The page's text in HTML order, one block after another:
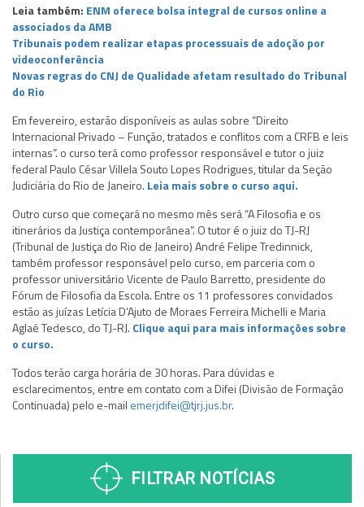
Leia também: ENM oferece bolsa integral de cursos online a
associados da AMB
Tribunais podem realizar etapas processuais de adoção por
videoconferência
Novas regras do CNJ de Qualidade afetam resultado do Tribunal
do Rio
Em fevereiro, estarão disponíveis as aulas sobre “Direito
Internacional Privado – Função, tratados e conflitos com a CRFB e leis
internas”. o curso terá como professor responsável e tutor o juiz
federal Paulo César Villela Souto Lopes Rodrigues, titular da Seção
Judiciária do Rio de Janeiro. Leia mais sobre o curso aqui.
Outro curso que começará no mesmo mês será “A Filosofia e os
itinerários da Justiça contemporânea”. O tutor é o juiz do TJ-RJ
(Tribunal de Justiça do Rio de Janeiro) André Felipe Tredinnick,
também professor responsável pelo curso, em parceria com o
professor universitário Vicente de Paulo Barretto, presidente do
Fórum de Filosofia da Escola. Entre os 11 professores convidados
estão as juízas Letícia D’Ajuto de Moraes Ferreira Michelli e Maria
Aglaé Tedesco, do TJ-RJ. Clique aqui para mais informações sobre
o curso.
Todos terão carga horária de 30 horas. Para dúvidas e
esclarecimentos, entre em contato com a Difei (Divisão de Formação
Continuada) pelo e-mail emerjdifei@tjrj.jus.br.
FILTRAR NOTÍCIAS